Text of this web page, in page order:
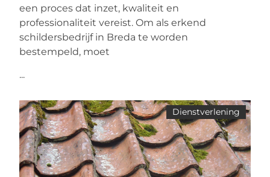
een proces dat inzet, kwaliteit en
professionaliteit vereist. Om als erkend
schildersbedrijf in Breda te worden
bestempeld, moet
...
Dienstverlening